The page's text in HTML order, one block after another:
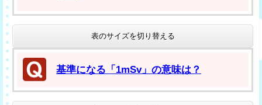
表のサイズを切り替える
基準になる「1mSv」の意味は？